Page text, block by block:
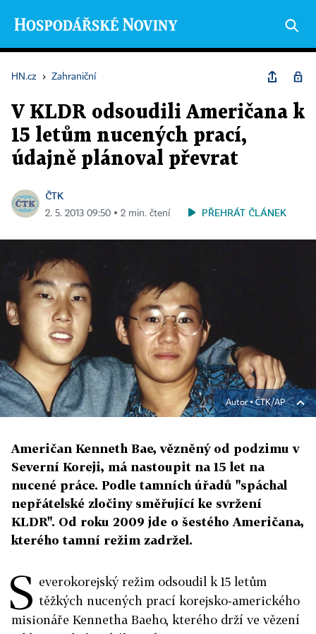
HN.cz › Zahraniční
V KLDR odsoudili Američana k
15 letům nucených prací,
údajně plánoval převrat
ČTK
2. 5. 2013 09:50 ▪ 2 min. čtení PŘEHRÁT ČLÁNEK
Autor ▪ČTK/AP
Američan Kenneth Bae, vězněný od podzimu v
Severní Koreji, má nastoupit na 15 let na
nucené práce. Podle tamních úřadů "spáchal
nepřátelské zločiny směřující ke svržení
KLDR". Od roku 2009 jde o šestého Američana,
kterého tamní režim zadržel.
S everokorejský režim odsoudil k 15 letům
těžkých nucených prací korejsko-amerického
misionáře Kennetha Baeho, kterého drží ve vězení